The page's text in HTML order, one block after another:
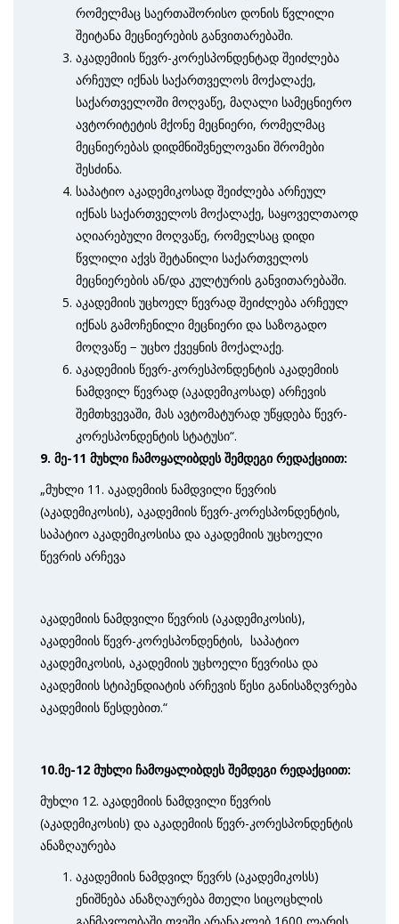
რომელმაც საერთაშორისო დონის წვლილი
შეიტანა მეცნიერების განვითარებაში.
აკადემიის წევრ-კორესპონდენტად შეიძლება
არჩეულ იქნას საქართველოს მოქალაქე,
საქართველოში მოღვაწე, მაღალი სამეცნიერო
ავტორიტეტის მქონე მეცნიერი, რომელმაც
მეცნიერებას დიდმნიშვნელოვანი შრომები
შესძინა.
საპატიო აკადემიკოსად შეიძლება არჩეულ
იქნას საქართველოს მოქალაქე, საყოველთაოდ
აღიარებული მოღვაწე, რომელსაც დიდი
წვლილი აქვს შეტანილი საქართველოს
მეცნიერების ან/და კულტურის განვითარებაში.
აკადემიის უცხოელ წევრად შეიძლება არჩეულ
იქნას გამოჩენილი მეცნიერი და საზოგადო
მოღვაწე − უცხო ქვეყნის მოქალაქე.
აკადემიის წევრ-კორესპონდენტის აკადემიის
ნამდვილ წევრად (აკადემიკოსად) არჩევის
შემთხვევაში, მას ავტომატურად უწყდება წევრ-
კორესპონდენტის სტატუსი“.
9. მე-11 მუხლი ჩამოყალიბდეს შემდეგი რედაქციით:
„მუხლი 11. აკადემიის ნამდვილი წევრის
(აკადემიკოსის), აკადემიის წევრ-კორესპონდენტის,
საპატიო აკადემიკოსისა და აკადემიის უცხოელი
წევრის არჩევა
აკადემიის ნამდვილი წევრის (აკადემიკოსის),
აკადემიის წევრ-კორესპონდენტის, საპატიო
აკადემიკოსის, აკადემიის უცხოელი წევრისა და
აკადემიის სტიპენდიატის არჩევის წესი განისაზღვრება
აკადემიის წესდებით.“
10.მე-12 მუხლი ჩამოყალიბდეს შემდეგი რედაქციით:
მუხლი 12. აკადემიის ნამდვილი წევრის
(აკადემიკოსის) და აკადემიის წევრ-კორესპონდენტის
ანაზღაურება
აკადემიის ნამდვილ წევრს (აკადემიკოსს)
ენიშნება ანაზღაურება მთელი სიცოცხლის